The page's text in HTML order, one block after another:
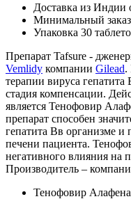
Доставка из Индии
Минимальный
Упаковка 30
Препарат Tafsure -
Vemlidy компании Gilead.
терапии вируса
стадия компенсации.
является Тенофовир
препарат способен
гепатита Вв организме
печени пациента.
негативного влияния на
Производитель –
Тенофовир